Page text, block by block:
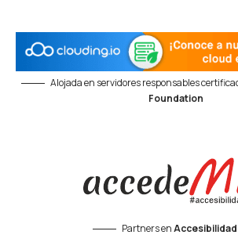
Alojada en servidores responsables
Foundation
Partners enAccesibilidad